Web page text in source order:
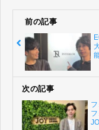
前の記事
次の記事